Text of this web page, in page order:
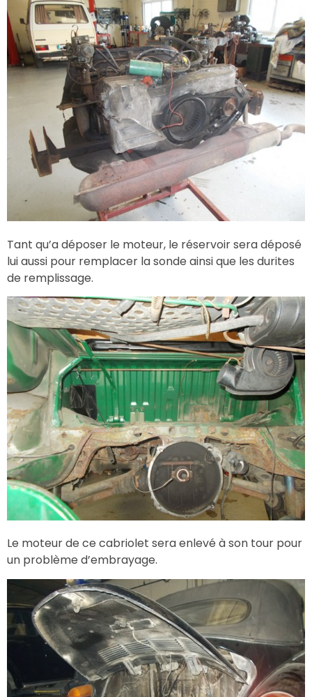
Tant qu’a déposer le moteur, le réservoir sera déposé
lui aussi pour remplacer la sonde ainsi que les durites
de remplissage.
Le moteur de ce cabriolet sera enlevé à son tour pour
un problème d’embrayage.